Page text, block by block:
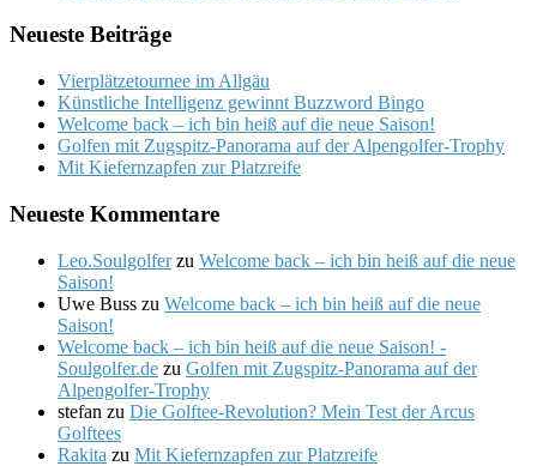
Neueste Beiträge
Vierplätzetournee im Allgäu
Künstliche Intelligenz gewinnt Buzzword Bingo
Welcome back – ich bin heiß auf die neue Saison!
Golfen mit Zugspitz-Panorama auf der Alpengolfer-Trophy
Mit Kiefernzapfen zur Platzreife
Neueste Kommentare
Leo.Soulgolferzu Welcome back – ich bin heiß auf die neue
Saison!
Uwe Buss zu Welcome back – ich bin heiß auf die neue
Saison!
Welcome back – ich bin heiß auf die neue Saison! -
Soulgolfer.de zu Golfen mit Zugspitz-Panorama auf der
Alpengolfer-Trophy
stefan zu Die Golftee-Revolution? Mein Test der Arcus
Golftees
Rakita zu Mit Kiefernzapfen zur Platzreife